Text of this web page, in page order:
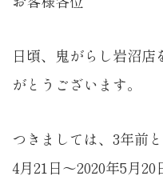
日頃、鬼がらし岩沼店
がとうございます。
つきましては、3年前
4月21日～2020年5月